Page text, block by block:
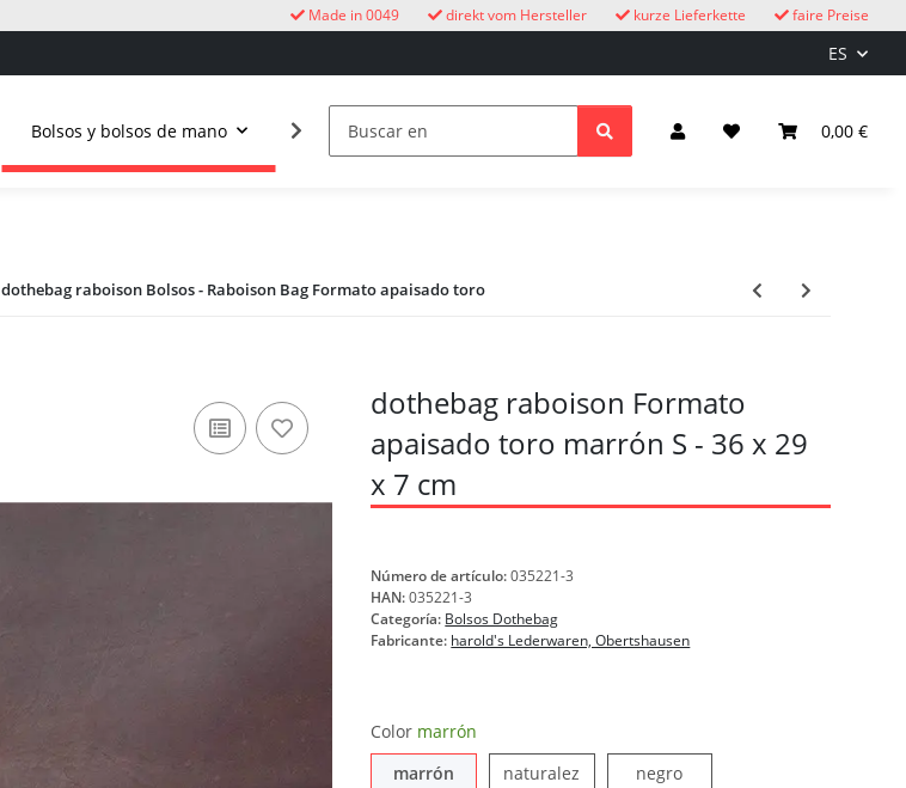
faire Preise
kurze Lieferkette
direkt vom Hersteller
Made in 0049
ES
0,00 €
Bolsos y bolsos de mano Vida al aire libre Relojes de cuco niños Iluminación y
dothebag raboison Bolsos - Raboison Bag Formato apaisado toro
dothebag raboison Formato
apaisado toro marrón S - 36 x 29
x 7 cm
Número de artículo:035221-3
HAN:035221-3
Categoría: Bolsos Dothebag
Fabricante: harold's Lederwaren, Obertshausen
Color marrón
marrón marrónnaturalez
negronegro